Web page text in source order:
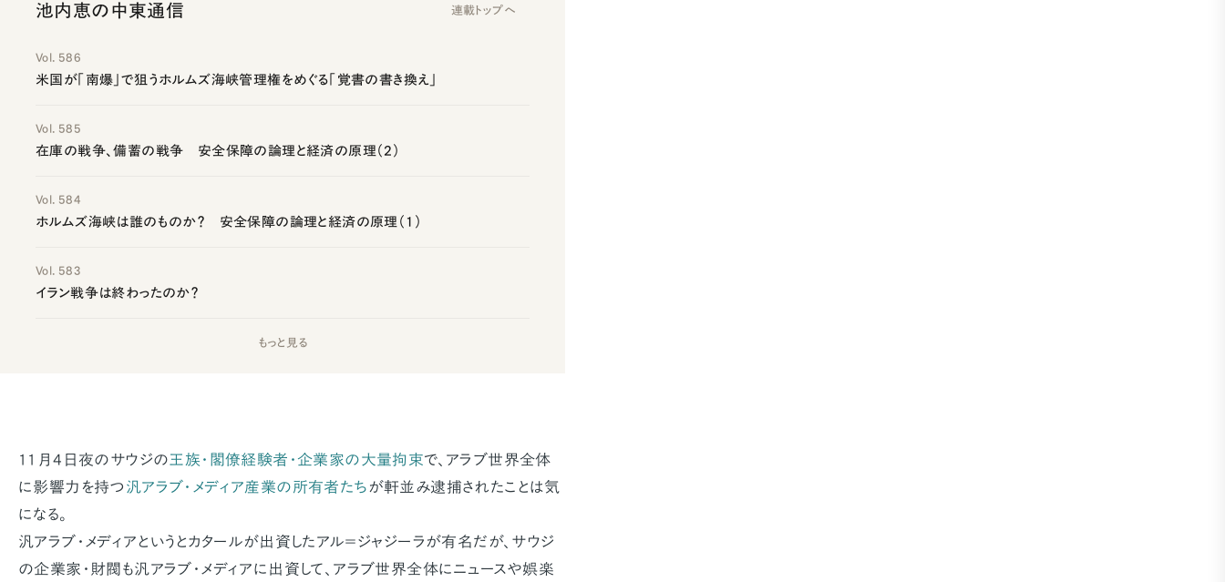
池内恵の中東通信 連載トップへ
Vol. 586
米国が「南爆」で狙うホルムズ海峡管理権をめぐる「覚書の書き換え」
Vol. 585
在庫の戦争、備蓄の戦争 安全保障の論理と経済の原理（2）
Vol. 584
ホルムズ海峡は誰のものか？ 安全保障の論理と経済の原理（1）
Vol. 583
イラン戦争は終わったのか？
もっと見る
11月4日夜のサウジの王族・閣僚経験者・企業家の大量拘束で、アラブ世界全体
に影響力を持つ 汎アラブ・メディア産業の所有者たち が軒並み逮捕されたことは気
になる。
汎アラブ・メディアというとカタールが出資したアル＝ジャジーラが有名だが、サウジ
の企業家・財閥も汎アラブ・メディアに出資して、アラブ世界全体にニュースや娯楽